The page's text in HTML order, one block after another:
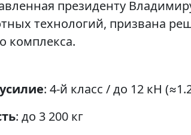
президенту
технологий, призвана
комплекса.
: 4-й класс / до 12 кН
: до 3 200 кг